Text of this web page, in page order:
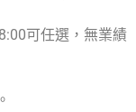
可任選，無業績